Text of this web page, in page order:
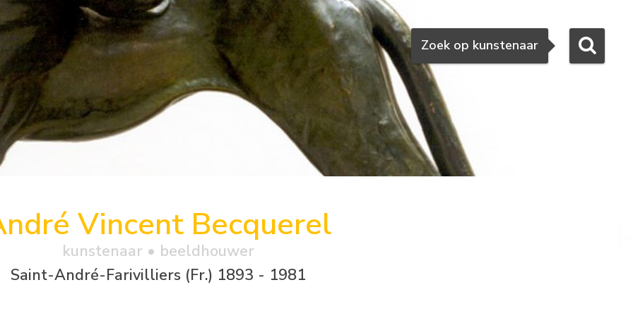
Zoeken
Zoek op kunstenaar
Vincent Becquerel
kunstenaar • beeldhouwer
Saint-André-Farivilliers (Fr.) 1893 - 1981